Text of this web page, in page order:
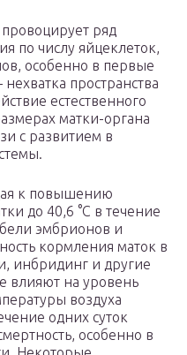
ряд
по числу яйцеклеток,
особенно в первые
пространст­ва
естественного
матки-органа
с раз­витием в
к повышению
до 40,6 °С в течение
эмбрионов и
кормления маток в
инбридинг и другие
влияют на уровень
воздуха
одних суток
особенно в